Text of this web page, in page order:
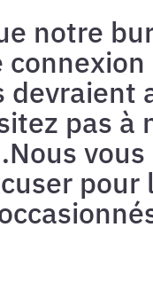
notre
devraient
pas
pour